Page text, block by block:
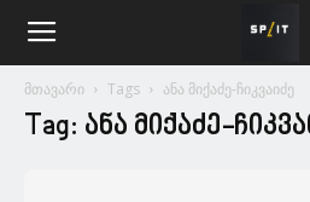
მთავარი Tags ანა მიქაძე-ჩიკვაიძე
Tag: ანა მიქაძე-